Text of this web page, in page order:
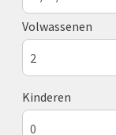
Volwassenen
Kinderen